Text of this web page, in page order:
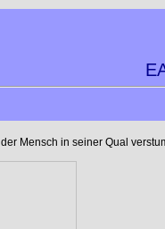
Mensch in seiner Qual